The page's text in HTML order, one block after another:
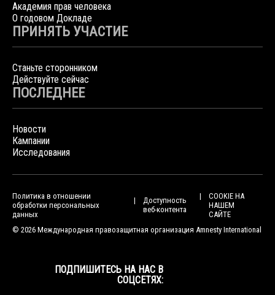
Академия прав человека
О годовом Докладе
ПРИНЯТЬ УЧАСТИЕ
Станьте сторонником
Действуйте сейчас
ПОСЛЕДНЕЕ
Новости
Кампании
Исследования
Политика в отношении
обработки персональных
данных
Доступность
веб-контента
COOKIE НА
НАШЕМ
САЙТЕ
© 2026 Международная правозащитная организация Amnesty International
ПОДПИШИТЕСЬ НА НАС В
СОЦСЕТЯХ: